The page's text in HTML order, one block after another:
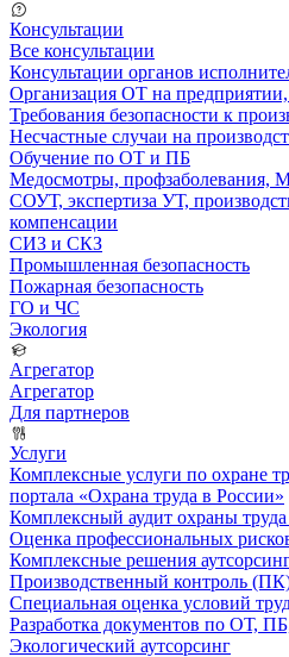
Консультации
Все консультации
Консультации органов
Организация ОТ на
Требования безопасности к
Несчастные случаи на
Обучение по ОТ и ПБ
Медосмотры, профзаболевания,
СОУТ, экспертиза УТ,
компенсации
СИЗ и СКЗ
Промышленная безопасность
Пожарная безопасность
ГО и ЧС
Экология
Агрегатор
Агрегатор
Для партнеров
Услуги
Комплексные услуги по охране
портала «Охрана труда в России»
Комплексный аудит охраны
Оценка профессиональных
Комплексные решения
Производственный контроль
Специальная оценка условий
Разработка документов по ОТ,
Экологический аутсорсинг